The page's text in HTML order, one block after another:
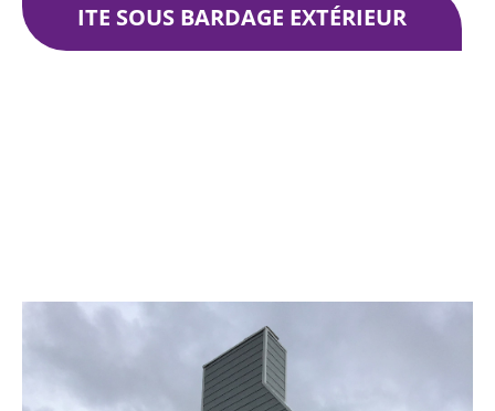
ITE SOUS BARDAGE EXTÉRIEUR